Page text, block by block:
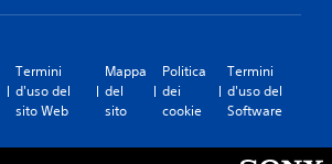
Termini
d'uso del
sito Web
Mappa
del
sito
Politica
dei
cookie
Termini
d'uso del
Software